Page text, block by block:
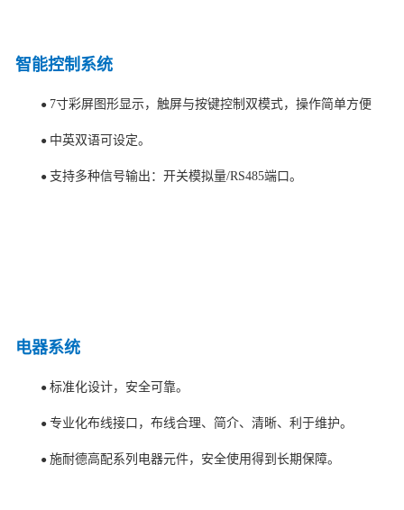
智能控制系统
● 7寸彩屏图形显示，触屏与按键控制双模式，操作简单方便
● 中英双语可设定。
● 支持多种信号输出：开关模拟量/RS485端口。
电器系统
● 标准化设计，安全可靠。
● 专业化布线接口，布线合理、简介、清晰、利于维护。
● 施耐德高配系列电器元件，安全使用得到长期保障。